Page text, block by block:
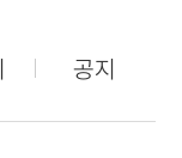
공지